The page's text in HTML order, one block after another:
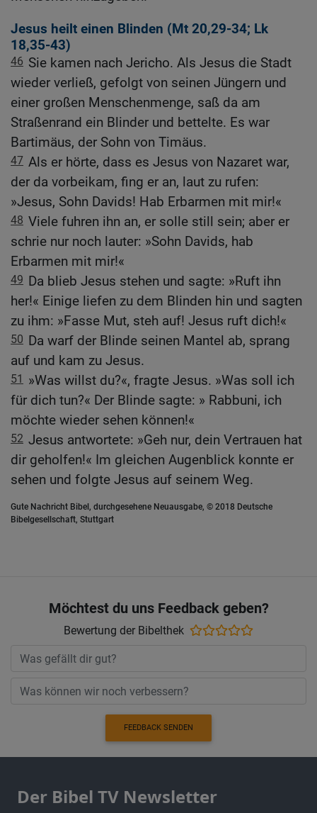
Jesus heilt einen Blinden (Mt 20,29-34; Lk
18,35-43)
46 Sie kamen nach Jericho. Als Jesus die Stadt
wieder verließ, gefolgt von seinen Jüngern und
einer großen Menschenmenge, saß da am
Straßenrand ein Blinder und bettelte. Es war
Bartimäus, der Sohn von Timäus.
47 Als er hörte, dass es Jesus von Nazaret war,
der da vorbeikam, fing er an, laut zu rufen:
»Jesus, Sohn Davids! Hab Erbarmen mit mir!«
48 Viele fuhren ihn an, er solle still sein; aber er
schrie nur noch lauter: »Sohn Davids, hab
Erbarmen mit mir!«
49 Da blieb Jesus stehen und sagte: »Ruft ihn
her!« Einige liefen zu dem Blinden hin und sagten
zu ihm: »Fasse Mut, steh auf! Jesus ruft dich!«
50 Da warf der Blinde seinen Mantel ab, sprang
auf und kam zu Jesus.
51 »Was willst du?«, fragte Jesus. »Was soll ich
für dich tun?« Der Blinde sagte: » Rabbuni, ich
möchte wieder sehen können!«
52 Jesus antwortete: »Geh nur, dein Vertrauen hat
dir geholfen!« Im gleichen Augenblick konnte er
sehen und folgte Jesus auf seinem Weg.
Gute Nachricht Bibel, durchgesehene Neuausgabe, © 2018 Deutsche
Bibelgesellschaft, Stuttgart
Möchtest du uns Feedback geben?
Bewertung der Bibelthek
FEEDBACK SENDEN
Der Bibel TV Newsletter